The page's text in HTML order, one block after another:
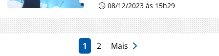
08/12/2023 às 15h29
1 2 Mais